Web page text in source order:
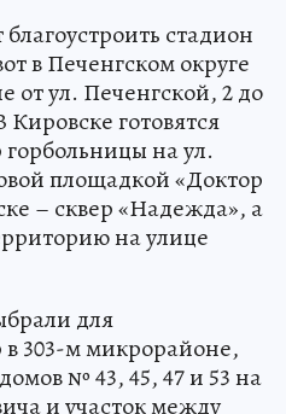
стадион
в Печенгском округе
от ул. Печенгской, 2 до
готовятся
горбольницы на ул.
площадкой «Доктор
– сквер «Надежда», а
на улице
для
в 303-м микрорайоне,
№ 43, 45, 47 и 53 на
и участок между